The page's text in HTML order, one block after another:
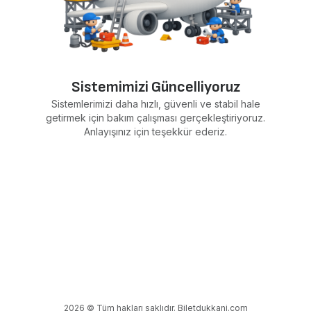
Sistemimizi Güncelliyoruz
Sistemlerimizi daha hızlı, güvenli ve stabil hale
getirmek için bakım çalışması gerçekleştiriyoruz.
Anlayışınız için teşekkür ederiz.
2026 © Tüm hakları saklıdır. Biletdukkani.com